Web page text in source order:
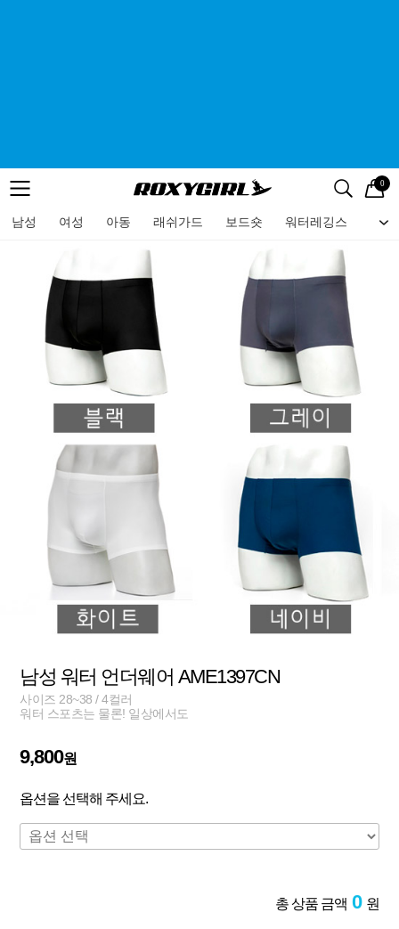
메뉴 검색
로고 0
남성 여성 아동 래쉬가드 보드숏 워터레깅스 비
메뉴
남성 워터 언더웨어 AME1397CN
사이즈 28~38 / 4컬러
워터 스포츠는 물론! 일상에서도
9,800원
옵션을 선택해 주세요.
총 상품 금액 0 원